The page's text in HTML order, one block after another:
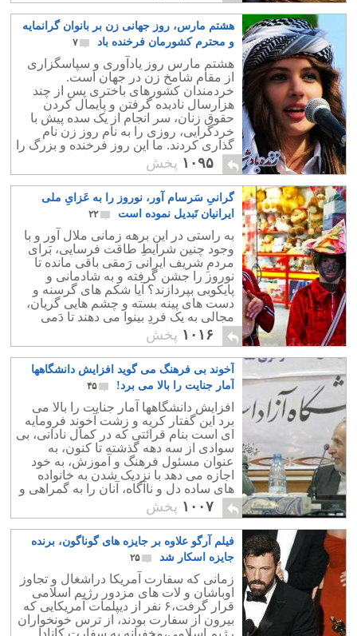
هشتم مارس، روز جهانی زن بر بانوان گرانمایه
و محترم کشورمان فرخنده باد
۷
هشتم مارس روز یادآوری و سپاسگزاری
از مقام شامخ زن در جهان است.
خردمندان کشورهای باختری پس از چند
هزارسال نادیده گرفتن و پایمال کردن
حقوق زنان، سر انجام از یک سده پیش با
خردگرایی، روزی را به نام روز زن نام
گذاری کردند. ما این روز فرخنده و بزرگ را
به همه زنان، به ویژه هم میهنانمان
شادباش می گوییم.
۱۰۹۵ پخش
گرانیِ سَرسام آور، نوروز را به عَزایِ ملی
ایرانیان تَبدیل نموده است
۲۲
به راستی در این برهه زمانی ملال آور و با
وجود چنین شرایطِ طاقت فرسایی، بَرای
مردمِ شریف ایرانی رَمقی باقی مانده تا
نوروز را جشن گرفته و به شادمانی و
پایکوبی بپردازند؟ آیا شکم های گرسنه و
دست های پینه بسته و چشم هایی گریان،
مجالی به یک فردِ بینوا می دهند تا دَمی
بیاساید و لحظه ای مسرور باشد؟
۱۰۱۶ پخش
آخوند بی فرهنگ می گوید افزایش دانشگاهها
آمار جنایت را بالا می برد!
۴۵
افزایش دانشگاهها آمار جنایت را بالا می
برد این گفتار کریه و زشت آخوند فرومایه
ای است بنام قرائتی که در کمال نادانی، بی
سوادی از سه دهه گذشته تا کنون، به
عنوان مسئول فرهنگ و آموزش، به خود
اجازه می دهد با نزدیک شدن به خانواده
های ساده دل و ناآگاه، آنان را به گمراهی و
فساد کشاند.
۱۰۰۷ پخش
فیلم آرگو علاوه بر جایزه های گوناگون، برنده
جایزه اسکار شد
۲۵
زمانی که سفارت آمریکا دراشغال و تجاوز
اوباشان و لات های مزدور رژیم اسلامی
قرار گرفت،۶ نفر از دیپلمات آمریکایی که
بیرون از سفارت بودند، از ترس خونخواران
رژیم اسلامی،مخفیانه به سفارت کانادا